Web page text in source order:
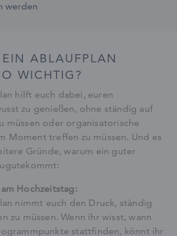
werden
ABLAUFPLAN
WICHTIG?
hilft euch dabei, euren
zu genießen, ohne ständig auf
müssen oder organisatorische
Moment treffen zu müssen. Und es
Gründe, warum ein guter
Hochzeitstag:
nimmt euch den Druck, ständig
zu müssen. Wenn ihr wisst, wann
stattfinden, könnt ihr